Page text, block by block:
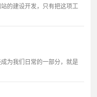
的建设开发，只有把这项工
为我们日常的一部分，就是